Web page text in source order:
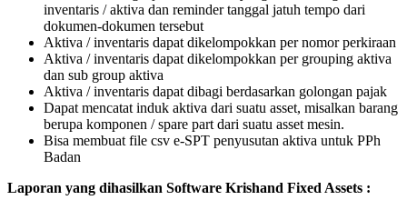
inventaris / aktiva dan reminder tanggal jatuh tempo dari
dokumen-dokumen tersebut
Aktiva / inventaris dapat dikelompokkan per nomor perkiraan
Aktiva / inventaris dapat dikelompokkan per grouping aktiva
dan sub group aktiva
Aktiva / inventaris dapat dibagi berdasarkan golongan pajak
Dapat mencatat induk aktiva dari suatu asset, misalkan barang
berupa komponen / spare part dari suatu asset mesin.
Bisa membuat file csv e-SPT penyusutan aktiva untuk PPh
Badan
Laporan yang dihasilkan Software Krishand Fixed Assets :